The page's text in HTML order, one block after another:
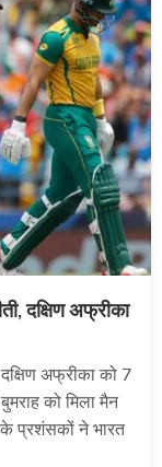
दक्षिण अफ्रीका
अफ्रीका को 7
को मिला मैन
प्रशंसकों ने भारत